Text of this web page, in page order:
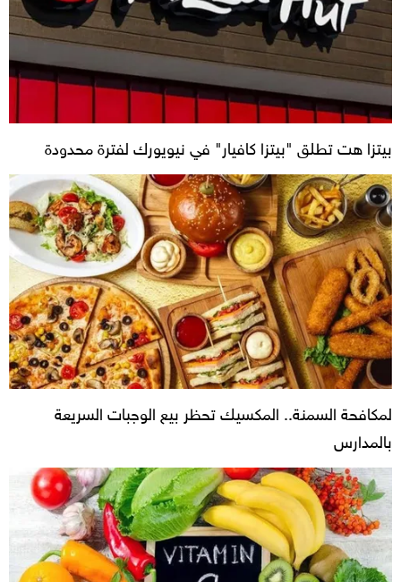
بيتزا هت تطلق "بيتزا كافيار" في نيويورك لفترة محدودة
لمكافحة السمنة.. المكسيك تحظر بيع الوجبات السريعة
بالمدارس